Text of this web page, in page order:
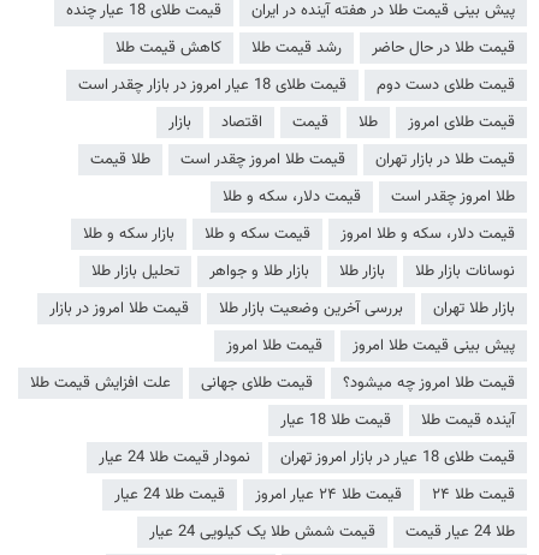
پیش بینی قیمت طلا در هفته آینده در ایران
قیمت طلای 18 عیار چنده
قیمت طلا در حال حاضر
رشد قیمت طلا
کاهش قیمت طلا
قیمت طلای دست دوم
قیمت طلای 18 عیار امروز در بازار چقدر است
قیمت طلای امروز
طلا قیمت اقتصاد
بازار
قیمت طلا در بازار تهران
قیمت طلا امروز چقدر است
طلا قیمت
طلا امروز چقدر است
قیمت دلار، سکه و طلا
قیمت دلار، سکه و طلا امروز
قیمت سکه و طلا
بازار سکه و طلا
نوسانات بازار طلا
بازار طلا بازار طلا و جواهر
تحلیل بازار طلا
بازار طلا تهران
بررسی آخرین وضعیت بازار طلا
قیمت طلا امروز در بازار
پیش بینی قیمت طلا امروز
قیمت طلا امروز
قیمت طلا امروز چه میشود؟
قیمت طلای جهانی
علت افزایش قیمت طلا
آینده قیمت طلا
قیمت طلا 18 عیار
قیمت طلای 18 عیار در بازار امروز تهران
نمودار قیمت طلا 24 عیار
قیمت طلا ۲۴
قیمت طلا ۲۴ عیار امروز
قیمت طلا 24 عیار
طلا 24 عیار قیمت
قیمت شمش طلا یک کیلویی 24 عیار